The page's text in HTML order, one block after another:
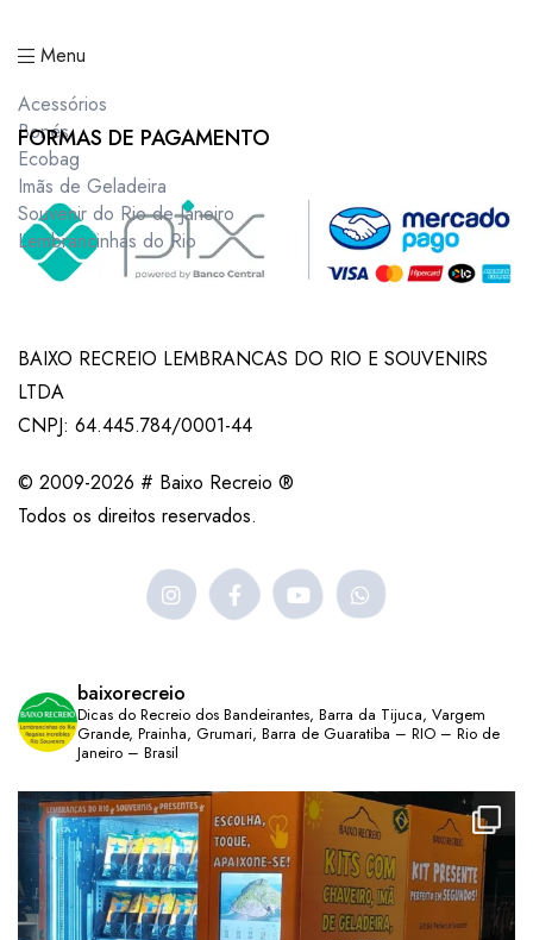
Menu
Acessórios
Bonés
Ecobag
Imãs de Geladeira
Souvenir do Rio de Janeiro
Lembrancinhas do Rio
FORMAS DE PAGAMENTO
BAIXO RECREIO LEMBRANCAS DO RIO E SOUVENIRS
LTDA
CNPJ: 64.445.784/0001-44
© 2009-2026 # Baixo Recreio ®
Todos os direitos reservados.
baixorecreio
Dicas do Recreio dos Bandeirantes, Barra da Tijuca, Vargem
Grande, Prainha, Grumari, Barra de Guaratiba – RIO – Rio de
Janeiro – Brasil